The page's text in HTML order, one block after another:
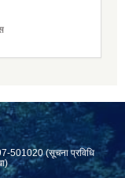
501020 (सूचना प्रविधि